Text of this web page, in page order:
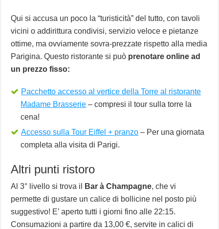
Qui si accusa un poco la “turisticità” del tutto, con tavoli
vicini o addirittura condivisi, servizio veloce e pietanze
ottime, ma ovviamente sovra-prezzate rispetto alla media
Parigina. Questo ristorante si può prenotare online ad
un prezzo fisso:
Pacchetto accesso al vertice della Torre al ristorante
Madame Brasserie – compresi il tour sulla torre la
cena!
Accesso sulla Tour Eiffel + pranzo – Per una giornata
completa alla visita di Parigi.
Altri punti ristoro
Al 3° livello si trova il Bar à Champagne, che vi
permette di gustare un calice di bollicine nel posto più
suggestivo! E’ aperto tutti i giorni fino alle 22:15.
Consumazioni a partire da 13,00 €, servite in calici di